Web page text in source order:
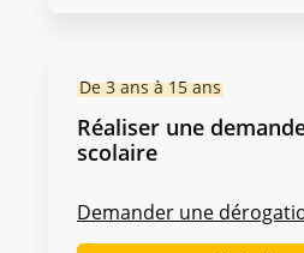
De 3 ans à 15 ans
Réaliser une
scolaire
Demander une